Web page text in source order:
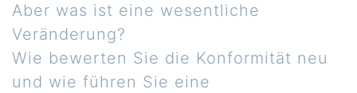
Aber was ist eine wesentliche
Veränderung?
Wie bewerten Sie die Konformität neu
und wie führen Sie eine